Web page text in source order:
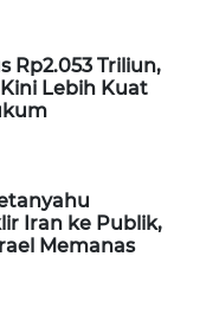
Rp2.053 Triliun,
Lebih Kuat
Iran ke Publik,
Memanas